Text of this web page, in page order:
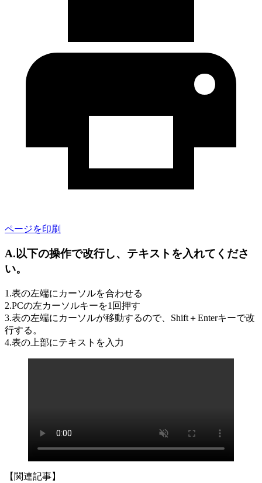
ページを印刷
A.以下の操作で改行し、テキストを入れてくださ
い。
1.表の左端にカーソルを合わせる
2.PCの左カーソルキーを1回押す
3.表の左端にカーソルが移動するので、Shift＋Enterキーで改
行する。
4.表の上部にテキストを入力
【関連記事】